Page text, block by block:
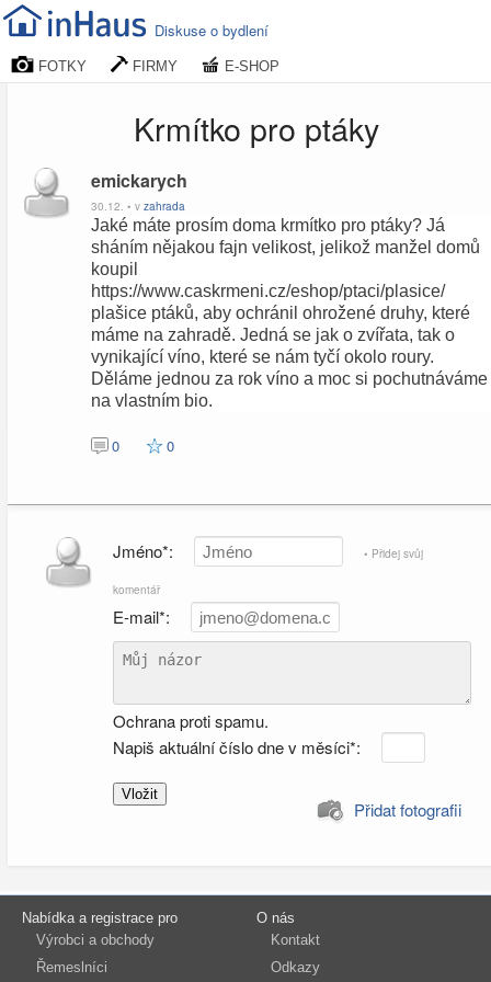
Diskuse o bydlení
FOTKY FIRMY E-SHOP
Krmítko pro ptáky
emickarych
30.12. • v zahrada
Jaké máte prosím doma krmítko pro ptáky? Já
sháním nějakou fajn velikost, jelikož manžel domů
koupil
https://www.caskrmeni.cz/eshop/ptaci/plasice/
plašice ptáků, aby ochránil ohrožené druhy, které
máme na zahradě. Jedná se jak o zvířata, tak o
vynikající víno, které se nám tyčí okolo roury.
Děláme jednou za rok víno a moc si pochutnáváme
na vlastním bio.
0 0
Jméno*: • Přidej svůj
komentář
E-mail*:
Ochrana proti spamu.
Napiš aktuální číslo dne v měsíci*:
Přidat fotografii
Nabídka a registrace pro
Výrobci a obchody
Řemeslníci
O nás
Kontakt
Odkazy